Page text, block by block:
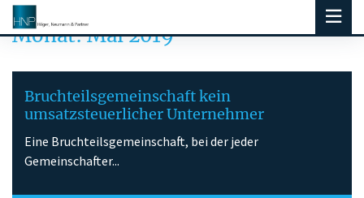
Monat:Mai 2019
Bruchteilsgemeinschaft kein
umsatzsteuerlicher Unternehmer
Eine Bruchteilsgemeinschaft, bei der jeder
Gemeinschafter...